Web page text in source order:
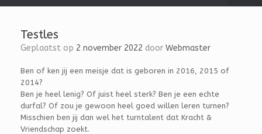
Testles
Geplaatst op 2 november 2022 door Webmaster
Ben of ken jij een meisje dat is geboren in 2016, 2015 of
2014?
Ben je heel lenig? Of juist heel sterk? Ben je een echte
durfal? Of zou je gewoon heel goed willen leren turnen?
Misschien ben jij dan wel het turntalent dat Kracht &
Vriendschap zoekt.